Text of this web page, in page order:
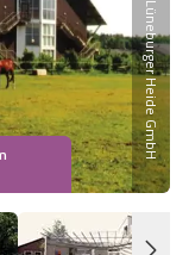
A A A